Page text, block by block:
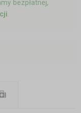
bezpłatnej,
.